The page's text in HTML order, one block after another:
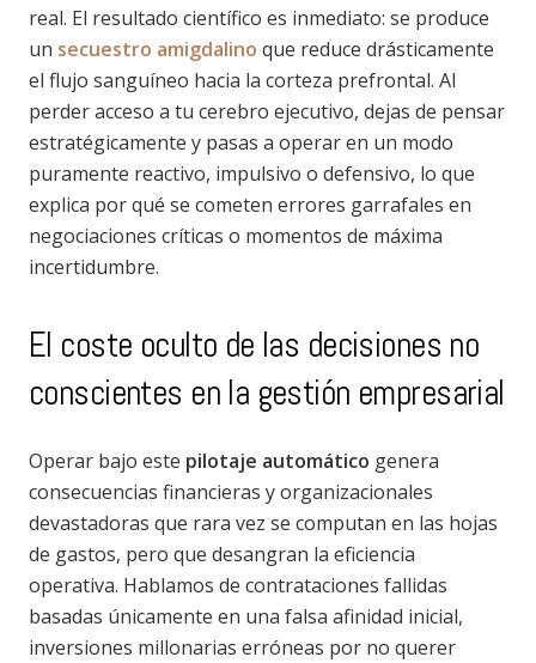
real. El resultado científico es inmediato: se produce
un secuestro amigdalino que reduce drásticamente
el flujo sanguíneo hacia la corteza prefrontal. Al
perder acceso a tu cerebro ejecutivo, dejas de pensar
estratégicamente y pasas a operar en un modo
puramente reactivo, impulsivo o defensivo, lo que
explica por qué se cometen errores garrafales en
negociaciones críticas o momentos de máxima
incertidumbre.
El coste oculto de las decisiones no
conscientes en la gestión empresarial
Operar bajo este pilotaje automático genera
consecuencias financieras y organizacionales
devastadoras que rara vez se computan en las hojas
de gastos, pero que desangran la eficiencia
operativa. Hablamos de contrataciones fallidas
basadas únicamente en una falsa afinidad inicial,
inversiones millonarias erróneas por no querer